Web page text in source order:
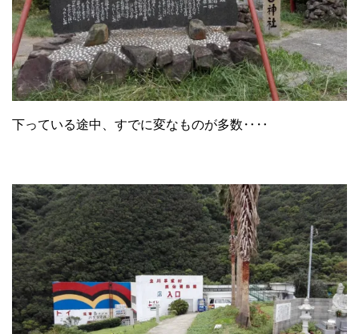
下っている途中、すでに変なものが多数‥‥